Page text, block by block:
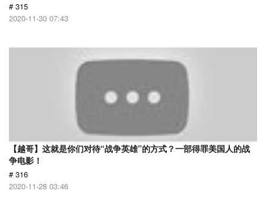
# 315
2020-11-30 07:43
【越哥】这就是你们对待“战争英雄”的方式？一部得罪美国人的战
争电影！
# 316
2020-11-28 03:46